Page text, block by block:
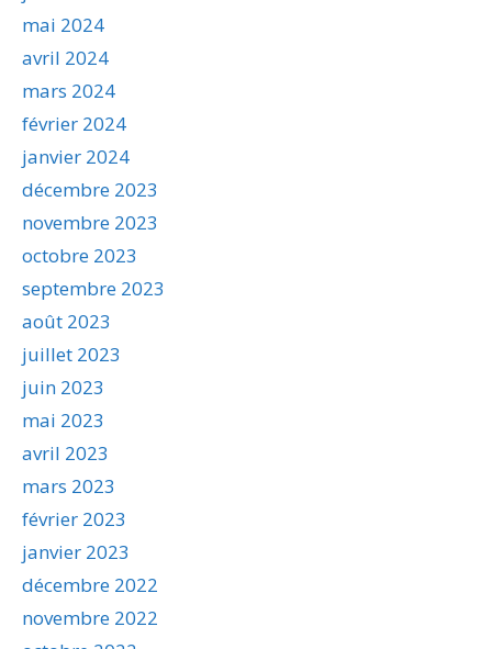
mai 2024
avril 2024
mars 2024
février 2024
janvier 2024
décembre 2023
novembre 2023
octobre 2023
septembre 2023
août 2023
juillet 2023
juin 2023
mai 2023
avril 2023
mars 2023
février 2023
janvier 2023
décembre 2022
novembre 2022